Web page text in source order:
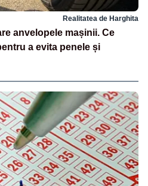
Realitatea de Harghita
anvelopele mașinii. Ce
a evita penele și